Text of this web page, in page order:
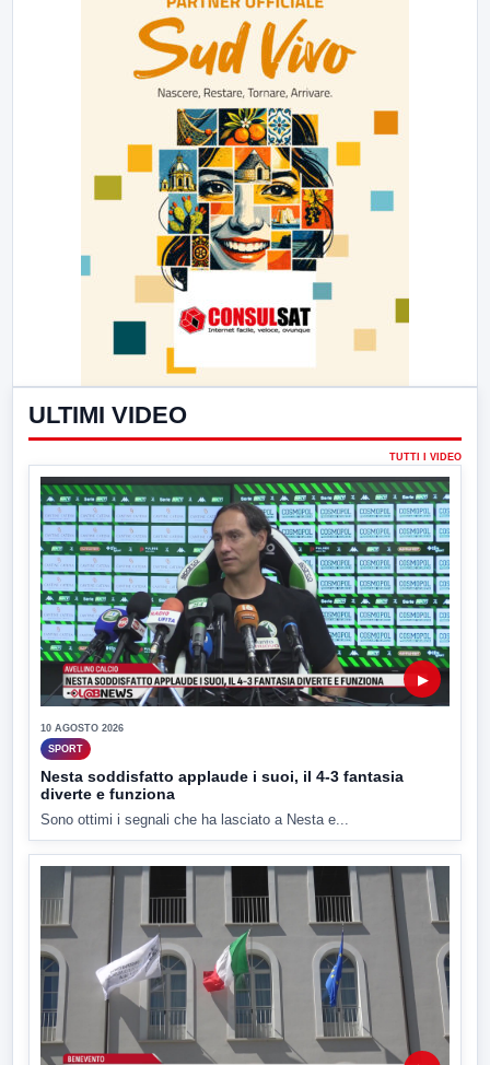
ULTIMI VIDEO
TUTTI I VIDEO
▶
10 AGOSTO 2026
SPORT
Nesta soddisfatto applaude i suoi, il 4-3 fantasia
diverte e funziona
Sono ottimi i segnali che ha lasciato a Nesta e...